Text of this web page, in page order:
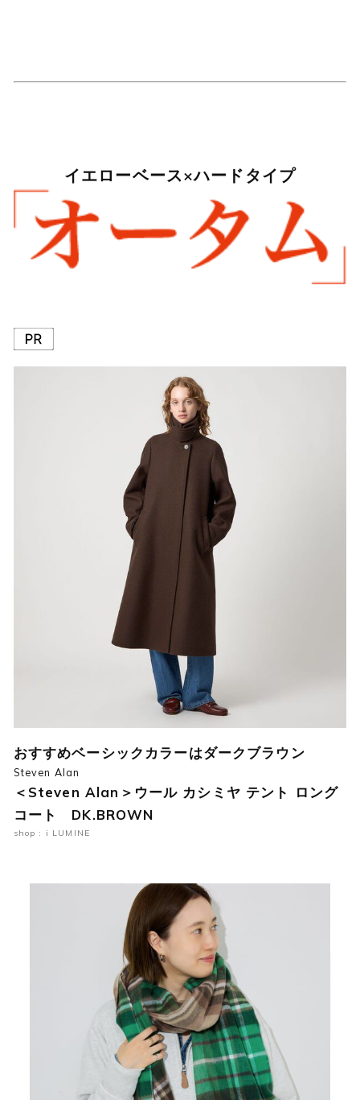
イエローベース×ハードタイプ
おすすめベーシックカラーはダークブラウン
Steven Alan
＜Steven Alan＞ウール カシミヤ テント ロング
コート DK.BROWN
shop : i LUMINE